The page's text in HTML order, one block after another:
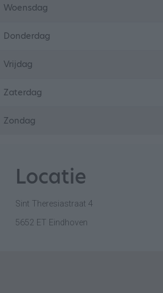
Woensdag
Donderdag
Vrijdag
Zaterdag
Zondag
Locatie
Sint Theresiastraat 4
5652 ET Eindhoven